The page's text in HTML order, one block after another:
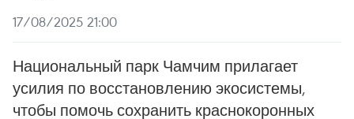
17/08/2025 21:00
Национальный парк Чамчим прилагает
усилия по восстановлению экосистемы,
чтобы помочь сохранить краснокоронных